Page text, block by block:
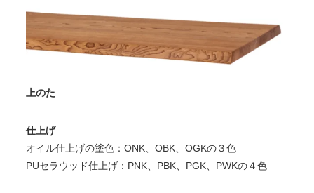
上のた
仕上げ
オイル仕上げの塗色：ONK、OBK、OGKの３色
PUセラウッド仕上げ：PNK、PBK、PGK、PWKの４色